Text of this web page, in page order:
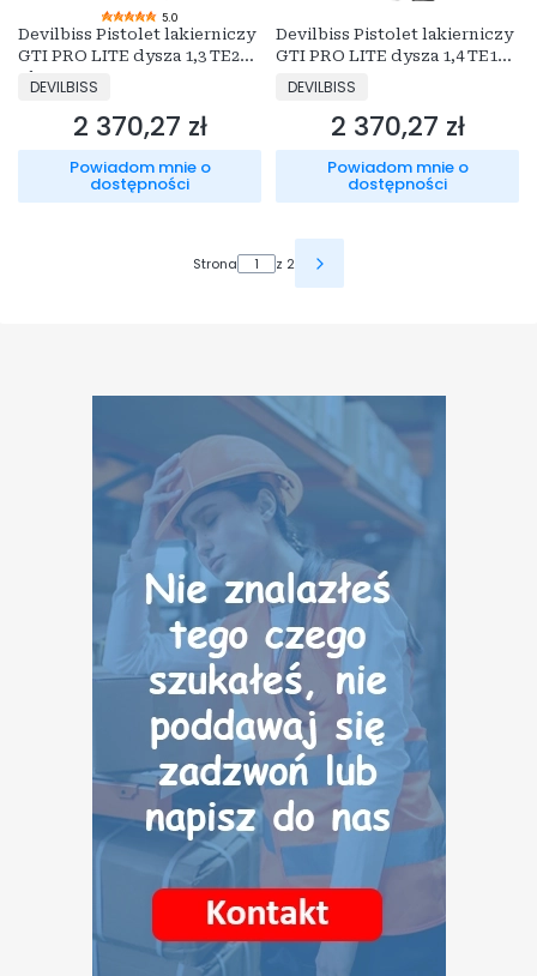
5.0
Devilbiss Pistolet lakierniczy
GTI PRO LITE dysza 1,3 TE20
Złoty
PRODUCENT
DEVILBISS
Cena
2 370,27 zł
Powiadom mnie o
dostępności
Devilbiss Pistolet lakierniczy
GTI PRO LITE dysza 1,4 TE10
Czarny Mat
PRODUCENT
DEVILBISS
Cena
2 370,27 zł
Powiadom mnie o
dostępności
Strona z 2